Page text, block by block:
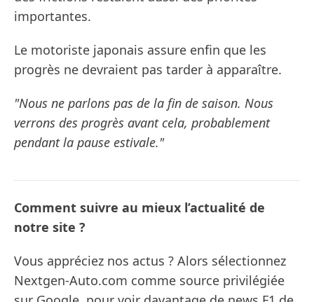
importantes.
Le motoriste japonais assure enfin que les
progrès ne devraient pas tarder à apparaître.
"Nous ne parlons pas de la fin de saison. Nous
verrons des progrès avant cela, probablement
pendant la pause estivale."
Comment suivre au mieux l’actualité de
notre site ?
Vous appréciez nos actus ? Alors sélectionnez
Nextgen-Auto.com comme source privilégiée